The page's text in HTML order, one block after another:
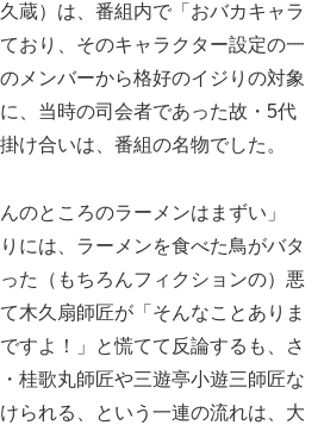
蔵）は、番組内で「おバカキャラ
おり、そのキャラクター設定の一
メンバーから格好のイジりの対象
、当時の司会者であった故・5代
け合いは、番組の名物でした。
のところのラーメンはまずい」
には、ラーメンを食べた鳥がバタ
た（もちろんフィクションの）悪
木久扇師匠が「そんなことありま
すよ！」と慌てて反論するも、さ
桂歌丸師匠や三遊亭小遊三師匠な
られる、という一連の流れは、大